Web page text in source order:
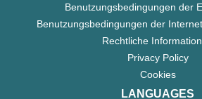
Benutzungsbedingungen der
Benutzungsbedingungen der
Rechtliche
Privacy Policy
Cookies
LANGUAGES